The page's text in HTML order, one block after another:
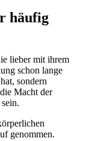
häufig
lieber mit ihrem
schon lange
sondern
Macht der
genommen.